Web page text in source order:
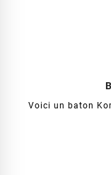
Voici un baton